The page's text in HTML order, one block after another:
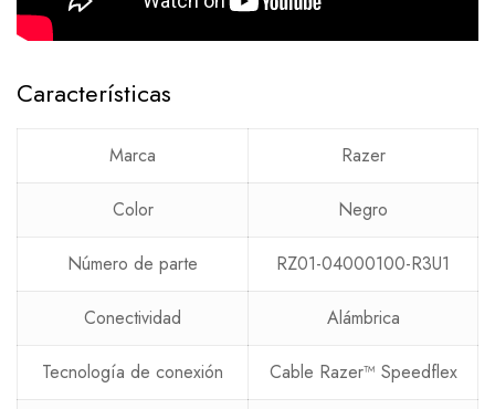
Características
Marca Razer
Color Negro
Número de parte RZ01-04000100-R3U1
Conectividad Alámbrica
Tecnología de conexión Cable Razer™ Speedflex